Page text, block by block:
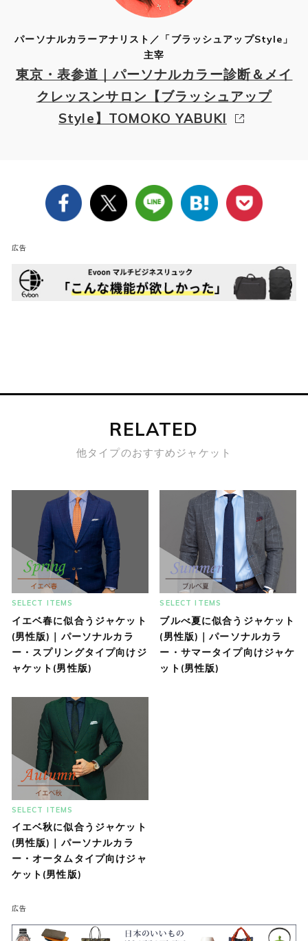
パーソナルカラーアナリスト／「ブラッシュアップStyle」
主宰
東京・表参道｜パーソナルカラー診断＆メイ
クレッスンサロン【ブラッシュアップ
Style】TOMOKO YABUKI
広告
RELATED
他タイプのおすすめジャケット
SELECT ITEMS
イエベ春に似合うジャケット
(男性版)｜パーソナルカラ
ー・スプリングタイプ向けジ
ャケット(男性版)
SELECT ITEMS
ブルべ夏に似合うジャケット
(男性版)｜パーソナルカラ
ー・サマータイプ向けジャケ
ット(男性版)
SELECT ITEMS
イエベ秋に似合うジャケット
(男性版)｜パーソナルカラ
ー・オータムタイプ向けジャ
ケット(男性版)
広告